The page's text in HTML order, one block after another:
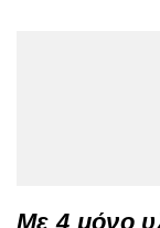
Με 4 μόνο